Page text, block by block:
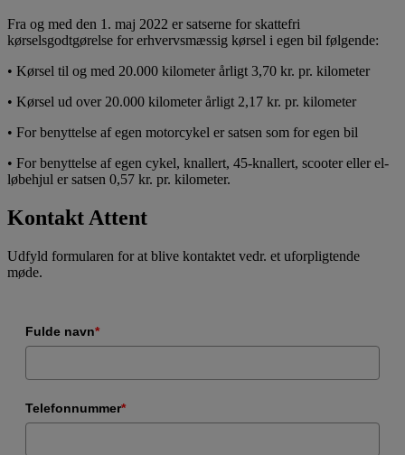
Fra og med den 1. maj 2022 er satserne for skattefri
kørselsgodtgørelse for erhvervsmæssig kørsel i egen bil følgende:
• Kørsel til og med 20.000 kilometer årligt 3,70 kr. pr. kilometer
• Kørsel ud over 20.000 kilometer årligt 2,17 kr. pr. kilometer
• For benyttelse af egen motorcykel er satsen som for egen bil
• For benyttelse af egen cykel, knallert, 45-knallert, scooter eller el-
løbehjul er satsen 0,57 kr. pr. kilometer.
Kontakt Attent
Udfyld formularen for at blive kontaktet vedr. et uforpligtende
møde.
Fulde navn*
Telefonnummer*